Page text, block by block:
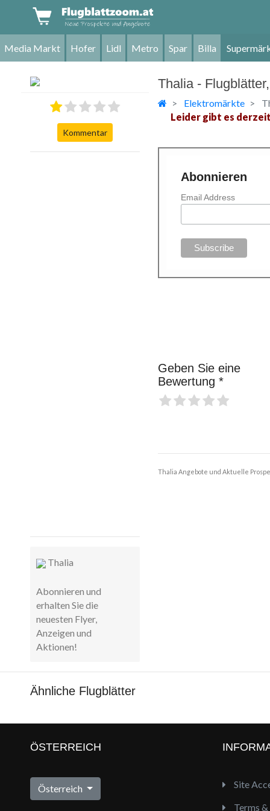
Media Markt Hofer Lidl Metro Spar Billa
Kommentar
Thalia
Abonnieren und
erhalten Sie die
neuesten Flyer,
Anzeigen und
Aktionen!
Thalia -
Elektromärkte
Leider gibt es
Abonnieren
Email Address
Geben Sie eine
Bewertung *
Thalia Angebote und Aktuelle
Ähnliche Flugblätter
ÖSTERREICH
Österreich
Site
Terms